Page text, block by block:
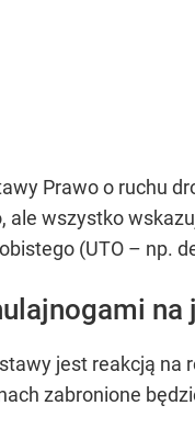
Prawo o ruchu
wszystko
(UTO – np.
na
jest reakcją na
zabronione